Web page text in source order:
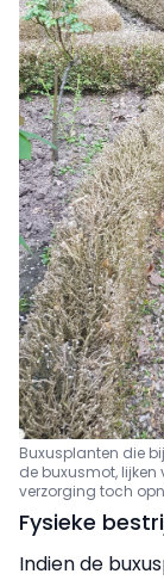
Buxusplanten die
de buxusmot,
verzorging toch
Fysieke
Indien de